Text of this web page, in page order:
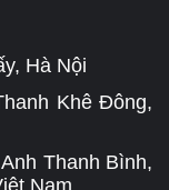
Hà Nội
Khê Đông,
Thanh Bình,
Nam